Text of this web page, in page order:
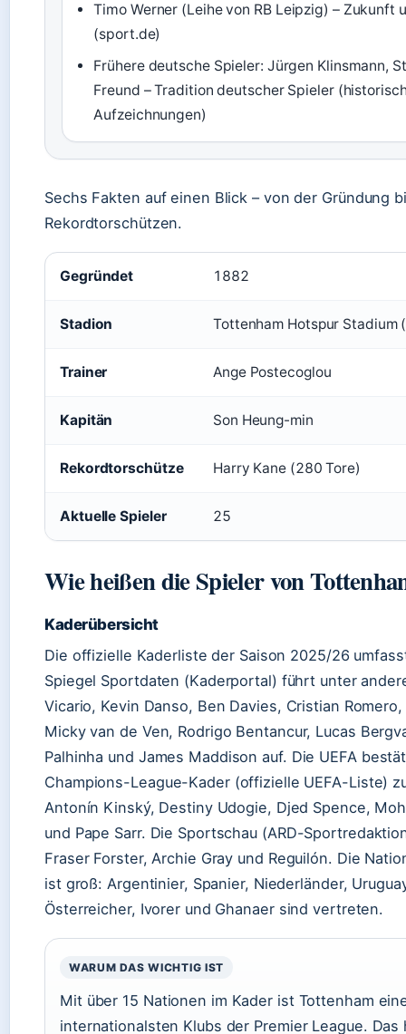
Timo Werner (Leihe von RB Leipzig) – Zukunft
(sport.de)
Frühere deutsche Spieler: Jürgen Klinsmann,
Freund – Tradition deutscher Spieler
Aufzeichnungen)
Sechs Fakten auf einen Blick – von der Gründung
Rekordtorschützen.
Gegründet 1882
Stadion Tottenham Hotspur Stadium
Trainer Ange Postecoglou
Kapitän Son Heung-min
Rekordtorschütze Harry Kane (280 Tore)
Aktuelle Spieler 25
Wie heißen die Spieler von
Kaderübersicht
Die offizielle Kaderliste der Saison 2025/26
Spiegel Sportdaten (Kaderportal) führt unter
Vicario, Kevin Danso, Ben Davies, Cristian
Micky van de Ven, Rodrigo Bentancur, Lucas
Palhinha und James Maddison auf. Die UEFA
Champions-League-Kader (offizielle UEFA-Liste)
Antonín Kinský, Destiny Udogie, Djed Spence,
und Pape Sarr. Die Sportschau (ARD-
Fraser Forster, Archie Gray und Reguilón. Die
ist groß: Argentinier, Spanier, Niederländer,
Österreicher, Ivorer und Ghanaer sind vertreten.
WARUM DAS WICHTIG IST
Mit über 15 Nationen im Kader ist Tottenham
internationalsten Klubs der Premier League.